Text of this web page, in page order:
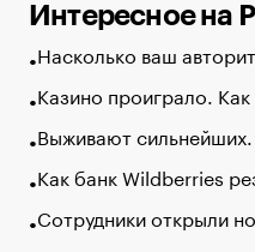
Интересное на
Насколько ваш
Казино проиграло.
Выживают
Как банк Wildberries
Сотрудники открыли